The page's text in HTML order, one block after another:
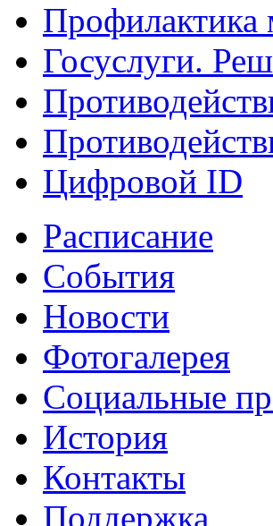
Профилактика
Госуслуги.
Цифровой ID
Расписание
События
Новости
Фотогалерея
Социальные
История
Контакты
Поддержка